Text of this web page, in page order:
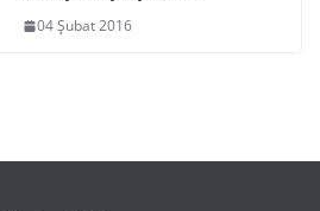
04 Şubat 2016